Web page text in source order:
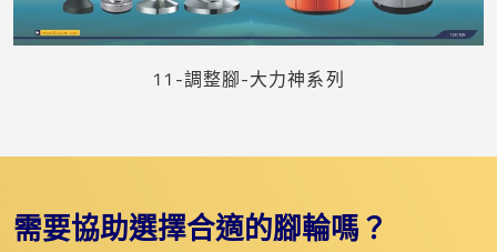
11-調整腳-大力神系列
需要協助選擇合適的腳輪嗎？